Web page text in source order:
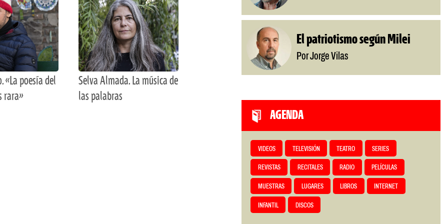
«La poesía del
rara»
Selva Almada. La música de
las palabras
El patriotismo según Milei
Por Jorge Vilas
AGENDA
VIDEOS TELEVISIÓN TEATRO SERIES
REVISTAS RECITALES RADIO PELÍCULAS
MUESTRAS LUGARES LIBROS INTERNET
INFANTIL DISCOS